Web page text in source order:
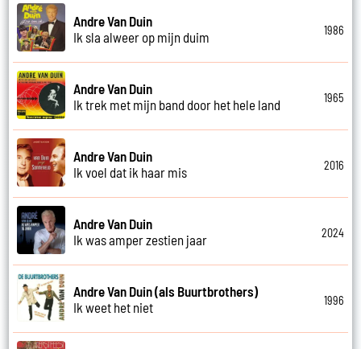
Andre Van Duin
Ik sla alweer op mijn duim
1986
Andre Van Duin
Ik trek met mijn band door het hele land
1965
Andre Van Duin
Ik voel dat ik haar mis
2016
Andre Van Duin
Ik was amper zestien jaar
2024
Andre Van Duin (als Buurtbrothers)
Ik weet het niet
1996